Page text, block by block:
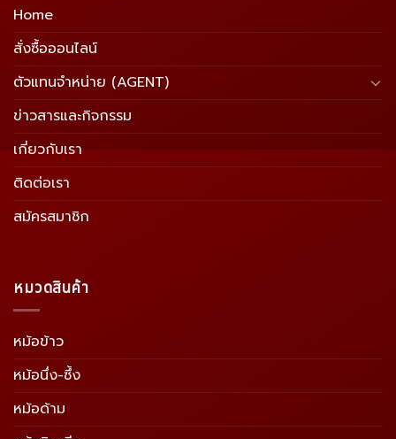
Home
สั่งซื้อออนไลน์
ตัวแทนจำหน่าย (AGENT)
ข่าวสารและกิจกรรม
เกี่ยวกับเรา
ติดต่อเรา
สมัครสมาชิก
หมวดสินค้า
หม้อข้าว
หม้อนึ่ง-ซึ้ง
หม้อด้าม